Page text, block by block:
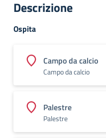
Descrizione
Ospita
Campo da calcio
Campo da calcio
Palestre
Palestre